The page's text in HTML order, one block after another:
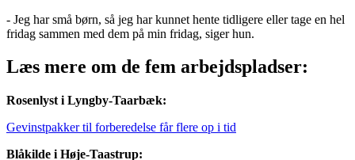
- Jeg har små børn, så jeg har kunnet hente tidligere eller tage en hel
fridag sammen med dem på min fridag, siger hun.
Læs mere om de fem arbejdspladser:
Rosenlyst i Lyngby-Taarbæk:
Gevinstpakker til forberedelse får flere op i tid
Blåkilde i Høje-Taastrup: